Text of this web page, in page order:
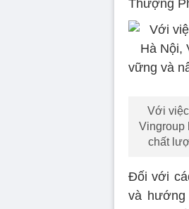
Thượng
Với
Vingroup
chất
Đối với
và